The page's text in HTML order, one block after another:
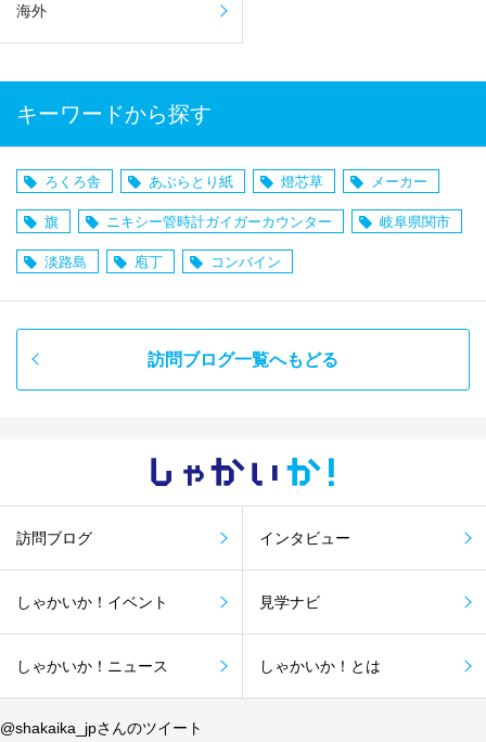
海外
キーワードから探す
ろくろ舎 あぶらとり紙 燈芯草 メーカー
旗 ニキシー管時計ガイガーカウンター 岐阜県関市
淡路島 庖丁 コンバイン
訪問ブログ一覧へもどる
しゃかい か！
訪問ブログ インタビュー
しゃかいか！イベント 見学ナビ
しゃかいか！ニュース しゃかいか！とは
@shakaika_jpさんのツイート